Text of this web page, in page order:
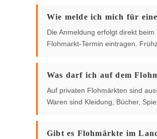
Wie melde ich mich für
Die Anmeldung erfolgt direkt
Flohmarkt-Termin eintragen.
Was darf ich auf dem
Auf privaten Flohmärkten sind
Waren sind Kleidung, Bücher,
Gibt es Flohmärkte im